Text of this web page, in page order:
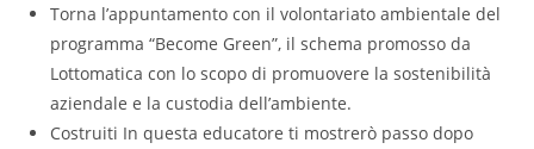
Torna l’appuntamento con il volontariato ambientale del
programma “Become Green”, il schema promosso da
Lottomatica con lo scopo di promuovere la sostenibilità
aziendale e la custodia dell’ambiente.
Costruiti In questa educatore ti mostrerò passo dopo